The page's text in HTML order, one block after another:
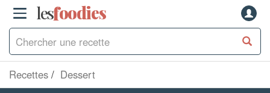
lesfoodies
Recettes Dessert